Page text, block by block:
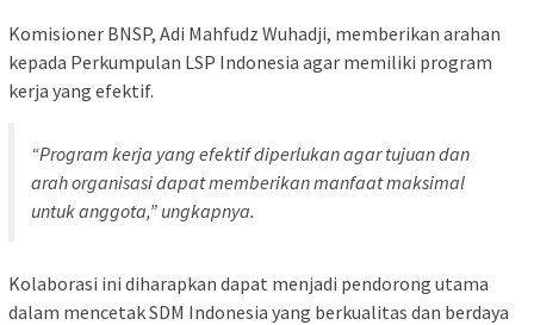
Komisioner BNSP, Adi Mahfudz Wuhadji, memberikan arahan
kepada Perkumpulan LSP Indonesia agar memiliki program
kerja yang efektif.
“Program kerja yang efektif diperlukan agar tujuan dan
arah organisasi dapat memberikan manfaat maksimal
untuk anggota,” ungkapnya.
Kolaborasi ini diharapkan dapat menjadi pendorong utama
dalam mencetak SDM Indonesia yang berkualitas dan berdaya